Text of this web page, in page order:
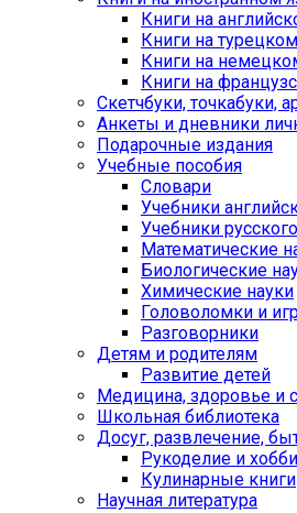
Книги на
Книги на
Книги на
Книги на
Cкетчбуки, точкабуки,
Анкеты и дневники
Подарочные издания
Учебные пособия
Словари
Учебники
Учебники
Математические
Биологические
Химические науки
Головоломки и
Разговорники
Детям и родителям
Развитие детей
Медицина, здоровье и
Школьная библиотека
Досуг, развлечение,
Рукоделие и хобби
Кулинарные книги
Научная литература